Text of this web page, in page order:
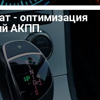
- оптимизация
АКПП.